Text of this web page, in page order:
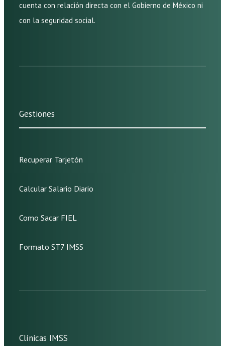
cuenta con relación directa con el Gobierno de México ni
con la seguridad social.
Gestiones
Recuperar Tarjetón
Calcular Salario Diario
Como Sacar FIEL
Formato ST7 IMSS
Clínicas IMSS